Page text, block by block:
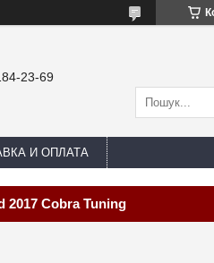
23-69
И ОПЛАТА
2017 Cobra Tuning